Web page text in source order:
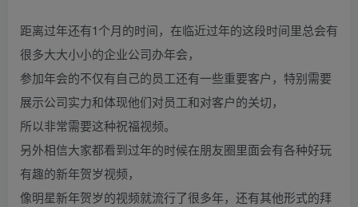
距离过年还有1个月的时间，在临近过年的这段时间里总会有
很多大大小小的企业公司办年会，
参加年会的不仅有自己的员工还有一些重要客户，特别需要
展示公司实力和体现他们对员工和对客户的关切，
所以非常需要这种祝福视频。
另外相信大家都看到过年的时候在朋友圈里面会有各种好玩
有趣的新年贺岁视频，
像明星新年贺岁的视频就流行了很多年，还有其他形式的拜